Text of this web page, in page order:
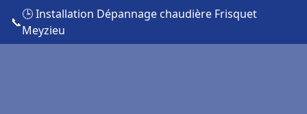
📞
🕒 Installation Dépannage chaudière Frisquet
Meyzieu